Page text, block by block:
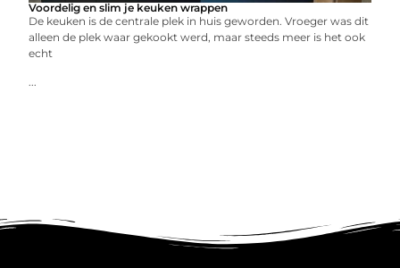
Voordelig en slim je keuken wrappen
De keuken is de centrale plek in huis geworden. Vroeger was dit
alleen de plek waar gekookt werd, maar steeds meer is het ook
echt
...